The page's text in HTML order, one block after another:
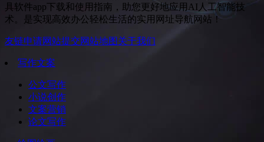
具软件app下载和使用指南，助您更好地应用AI人工智能技
术。是实现高效办公轻松生活的实用网址导航网站！
友链申请网站提交网站地图 关于我们
写作文案
公文写作
小说创作
文案营销
论文写作